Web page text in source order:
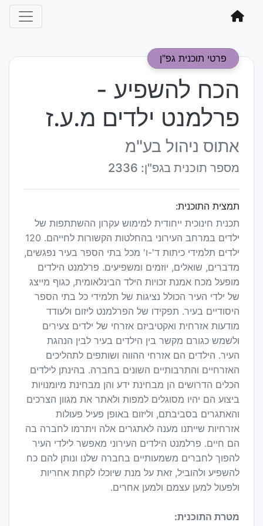
פרטי תוכנית גפ"ן
הכח להשפיע -
פרלמנט ילדים מ.ע.ז
אתוס ניהול בע"מ
מספר תוכנית בגפ"ן: 2336
תמצית התוכנית:
תכנית חינוכית ייחודית למימוש עקרון ההשתתפות של
ילדים במרחב העירוני בהחלטות הקשורות לחייהם. 120
ילדים תלמידי כיתות ד'-ו' מכל בתי הספר בעיר נפגשים,
מדברים, שואלים, יוזמים ומשפיעים. פרלמנט הילדים
מופעל מכח אמנת זכויות הילד הבינלאומית, כגוף מייצג
של ילדי העיר הכולל נציגות של תלמידי כל בתי הספר
היסודיים בעיר. תפקידו של הפרלמנט ליזום ולעודד
מודעות אזרחית ואקטיביזם אזרחי של ילדים צעירים
ולשמש כגורם מקשר בין הילדים בעיר לבין הנהגת
העיר. הילדים הם אזרחי ההווה ושותפים לתהליכים
האזרחיים והתרבותיים השונים בחברה. בהינתן לילדים
הכלים הדרושים הן מבחינת ידע והן מבחינת מיומנויות
ביצוע הם יהיו מסוגלים למפות ולאתר את מגוון הצרכים
והאתגרים בסביבתם, וליזום באופן פעיל פעולות
אזרחיות שייתנו מענה לאתגרים אלה ויתרמו לחברה בה
הם חיים. פרלמנט הילדים העירוני מאפשר לילדי העיר
להפוך לחברים משמעותיים בחברה שלנו ונותן להם כח
להשפיע ולהוביל, זאת על מנת שיוכלו לקחת אחריות
ולפעול למען עצמם ולמען אחרים.
מטרת התוכנית: